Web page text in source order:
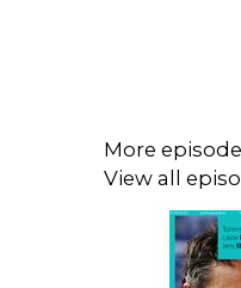
More
View all